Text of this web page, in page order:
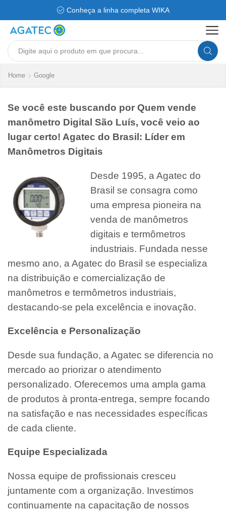
Conheça a linha completa WIKA
Search
Home Google
Se você este buscando por Quem vende
manômetro Digital São Luís, você veio ao
lugar certo! Agatec do Brasil: Líder em
Manômetros Digitais
Desde 1995, a Agatec do
Brasil se consagra como
uma empresa pioneira na
venda de manômetros
digitais e termômetros
industriais. Fundada nesse
mesmo ano, a Agatec do Brasil se especializa
na distribuição e comercialização de
manômetros e termômetros industriais,
destacando-se pela excelência e inovação.
Excelência e Personalização
Desde sua fundação, a Agatec se diferencia no
mercado ao priorizar o atendimento
personalizado. Oferecemos uma ampla gama
de produtos à pronta-entrega, sempre focando
na satisfação e nas necessidades específicas
de cada cliente.
Equipe Especializada
Nossa equipe de profissionais cresceu
juntamente com a organização. Investimos
continuamente na capacitação de nossos